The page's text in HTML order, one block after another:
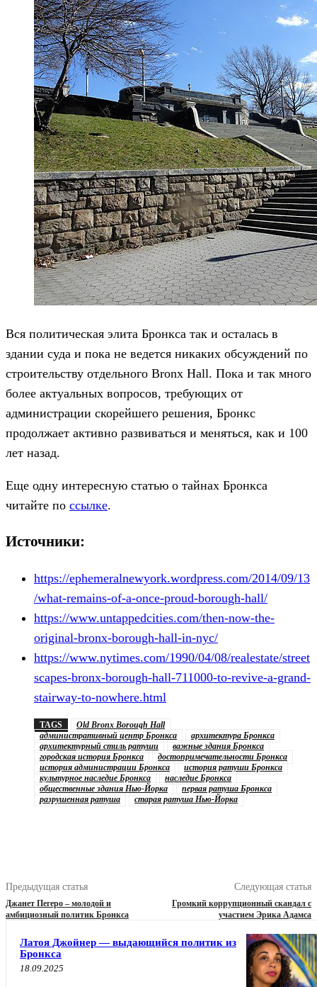
Вся политическая элита Бронкса так и осталась в
здании суда и пока не ведется никаких обсуждений по
строительству отдельного Bronx Hall. Пока и так много
более актуальных вопросов, требующих от
администрации скорейшего решения, Бронкс
продолжает активно развиваться и меняться, как и 100
лет назад.
Еще одну интересную статью о тайнах Бронкса
читайте по ссылке.
Источники:
https://ephemeralnewyork.wordpress.com/2014/09/13
/what-remains-of-a-once-proud-borough-hall/
https://www.untappedcities.com/then-now-the-
original-bronx-borough-hall-in-nyc/
https://www.nytimes.com/1990/04/08/realestate/street
scapes-bronx-borough-hall-711000-to-revive-a-grand-
stairway-to-nowhere.html
TAGS
Old Bronx Borough Hall
административный центр Бронкса
архитектура Бронкса
архитектурный стиль ратуши
важные здания Бронкса
городская история Бронкса
достопримечательности Бронкса
история администрации Бронкса
история ратуши Бронкса
культурное наследие Бронкса
наследие Бронкса
общественные здания Нью-Йорка
первая ратуша Бронкса
разрушенная ратуша
старая ратуша Нью-Йорка
Предыдущая статья
Джанет Пегеро – молодой и
амбициозный политик Бронкса
Следующая статья
Громкий коррупционный скандал с
участием Эрика Адамса
Латоя Джойнер — выдающийся политик из
Бронкса
18.09.2025